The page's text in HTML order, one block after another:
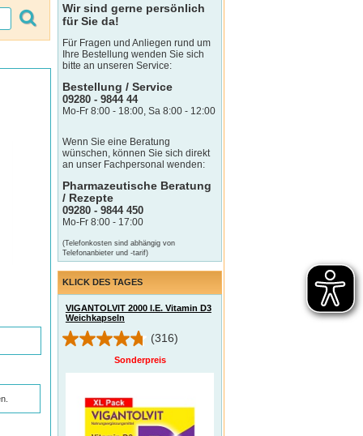
Wir sind gerne persönlich
für Sie da!
Für Fragen und Anliegen rund um
Ihre Bestellung wenden Sie sich
bitte an unseren Service:
Bestellung / Service
09280 - 9844 44
Mo-Fr 8:00 - 18:00, Sa 8:00 - 12:00
Wenn Sie eine Beratung
wünschen, können Sie sich direkt
an unser Fachpersonal wenden:
Pharmazeutische Beratung
/ Rezepte
09280 - 9844 450
Mo-Fr 8:00 - 17:00
(Telefonkosten sind abhängig von
Telefonanbieter und -tarif)
KLICK DES TAGES
VIGANTOLVIT 2000 I.E. Vitamin D3
Weichkapseln
(316)
Sonderpreis